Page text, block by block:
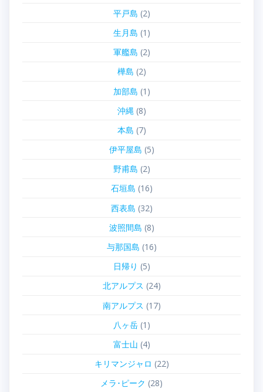
平戸島 (2)
生月島 (1)
軍艦島 (2)
樺島 (2)
加部島 (1)
沖縄 (8)
本島 (7)
伊平屋島 (5)
野甫島 (2)
石垣島 (16)
西表島 (32)
波照間島 (8)
与那国島 (16)
日帰り (5)
北アルプス (24)
南アルプス (17)
八ヶ岳(1)
富士山 (4)
キリマンジャロ (22)
メラ･ピーク (28)